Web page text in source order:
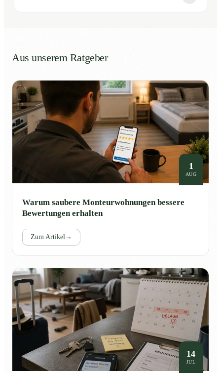
Aus unserem Ratgeber
1
AUG
Warum saubere Monteurwohnungen bessere
Bewertungen erhalten
Zum Artikel →
14
JUL